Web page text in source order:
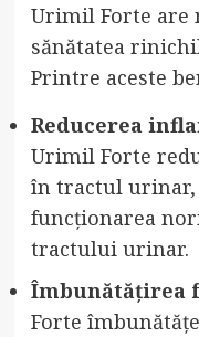
Urimil Forte are
sănătatea
Printre aceste
Reducerea
Urimil Forte
în tractul urinar,
funcționarea
tractului urinar.
Îmbunătățirea
Forte